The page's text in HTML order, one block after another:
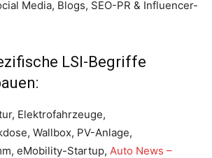
Media, Blogs, SEO-PR & Influencer-
LSI-Begriffe
Elektrofahrzeuge,
Wallbox, PV-Anlage,
eMobility-Startup, Auto News –